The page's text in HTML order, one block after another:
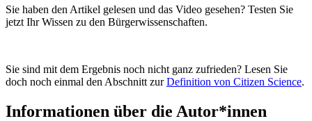
Sie haben den Artikel gelesen und das Video gesehen? Testen Sie
jetzt Ihr Wissen zu den Bürgerwissenschaften.
Sie sind mit dem Ergebnis noch nicht ganz zufrieden? Lesen Sie
doch noch einmal den Abschnitt zurDefinition von Citizen Science.
Informationen über die Autor*innen